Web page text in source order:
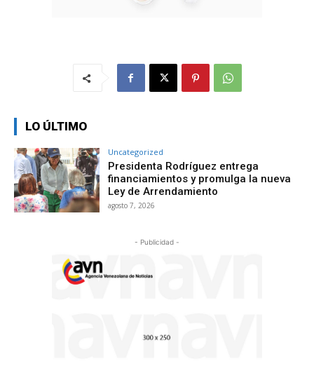
LO ÚLTIMO
Uncategorized
Presidenta Rodríguez entrega
financiamientos y promulga la nueva
Ley de Arrendamiento
agosto 7, 2026
- Publicidad -